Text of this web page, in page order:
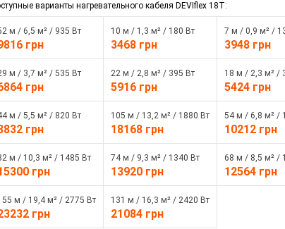
варианты нагревательного кабеля DEVIflex 18T:
м / 6,5 м² / 935 Вт
грн
10 м / 1,3 м² / 180 Вт
3468 грн
7 м / 0,9 м² /
3948 грн
м / 3,7 м² / 535 Вт
грн
22 м / 2,8 м² / 395 Вт
5916 грн
18 м / 2,3 м² /
5424 грн
м / 5,5 м² / 820 Вт
грн
105 м / 13,2 м² / 1880 Вт
18168 грн
54 м / 6,8 м² /
10212 грн
м / 10,3 м² / 1485 Вт
грн
74 м / 9,3 м² / 1340 Вт
13920 грн
68 м / 8,5 м² /
12564 грн
м / 19,4 м² / 2775 Вт
грн
131 м / 16,3 м² / 2420 Вт
21084 грн